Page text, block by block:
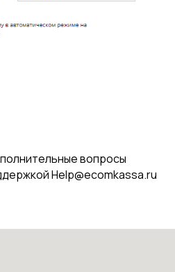
вопросы
Help@ecomkassa.ru